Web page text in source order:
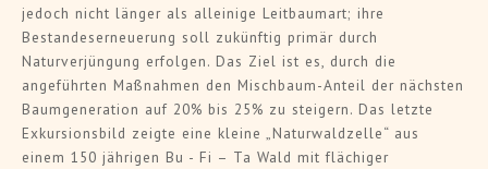
jedoch nicht länger als alleinige Leitbaumart; ihre
Bestandeserneuerung soll zukünftig primär durch
Naturverjüngung erfolgen. Das Ziel ist es, durch die
angeführten Maßnahmen den Mischbaum-Anteil der nächsten
Baumgeneration auf 20% bis 25% zu steigern. Das letzte
Exkursionsbild zeigte eine kleine „Naturwaldzelle“ aus
einem 150 jährigen Bu - Fi – Ta Wald mit flächiger